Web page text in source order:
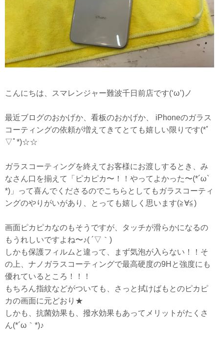
こんにちは、スマレンジャー難波千日前店です(‘ω’)ノ
最近ブログのおかげか、看板のおかげか、 iPhoneのガラス
コーティングの依頼が増えてきてとても嬉しい限りです(*ﾟ
▽ﾟ*)☆☆
ガラスコーティングを終えてお客様にお渡しするとき、み
なさん口を揃えて「ピカピカ〜！！やってよかった〜(*´ω`
*)」って喜んでくださるのでこちらとしてもガラスコーティ
ングのやりがいがあり、とっても嬉しく思います(≧∀≦)
画面ピカピカなのもそうですが、タッチが滑らかになるの
もうれしいですよね〜♪( ´▽｀)
しかも保護フィルムと違って、まず気泡が入らない！！そ
の上、ナノガラスコーティングで最高硬度の9Hと強度にも
優れているところ！！！
もちろん指紋などがついても、さっと拭けばもとのピカピ
カの画面に元どおり★
しかも、抗菌効果も、撥水効果もあってメリットがたくさ
ん(*´ω｀*)♪